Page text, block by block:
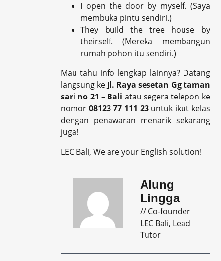
I open the door by myself. (Saya
membuka pintu sendiri.)
They build the tree house by
theirself. (Mereka membangun
rumah pohon itu sendiri.)
Mau tahu info lengkap lainnya? Datang
langsung keJl. Raya sesetan Gg taman
sari no 21 – Bali atau segera telepon ke
nomor 08123 77 111 23 untuk ikut kelas
dengan penawaran menarik sekarang
juga!
LEC Bali, We are your English solution!
Alung
Lingga
// Co-founder
LEC Bali, Lead
Tutor